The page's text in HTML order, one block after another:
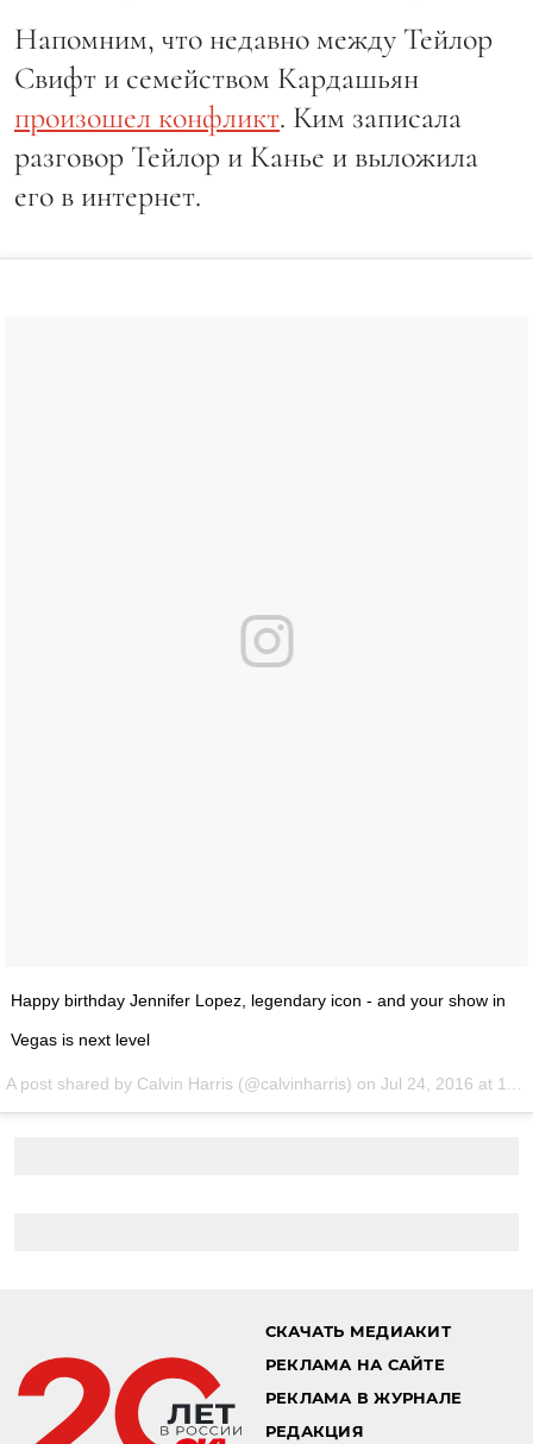
Напомним, что недавно между Тейлор
Свифт и семейством Кардашьян
произошел конфликт. Ким записала
разговор Тейлор и Канье и выложила
его в интернет.
Happy birthday Jennifer Lopez, legendary icon - and your show in
Vegas is next level
A post shared by Calvin Harris (@calvinharris) on Jul 24, 2016 at 11:34am PDT
СКАЧАТЬ МЕДИАКИТ
РЕКЛАМА НА САЙТЕ
РЕКЛАМА В ЖУРНАЛЕ
РЕДАКЦИЯ